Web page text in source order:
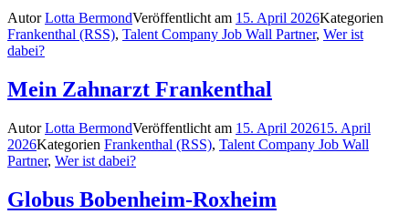
AutorLotta BermondVeröffentlicht am 15. April 2026Kategorien
Frankenthal (RSS), Talent Company Job Wall Partner, Wer ist
dabei?
Mein Zahnarzt Frankenthal
AutorLotta BermondVeröffentlicht am 15. April 202615. April
2026Kategorien Frankenthal (RSS), Talent Company Job Wall
Partner, Wer ist dabei?
Globus Bobenheim-Roxheim